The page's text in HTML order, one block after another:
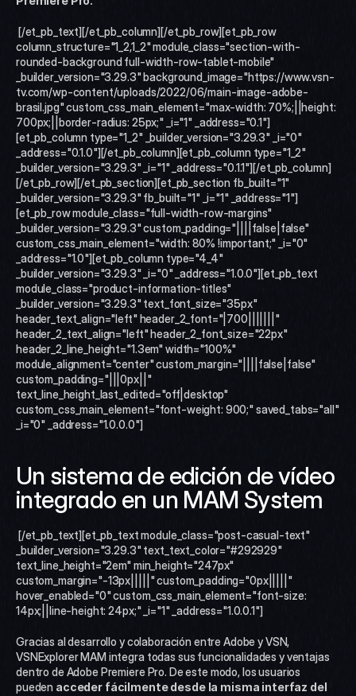
column_structure="1_2,1_2" module_class="section-with-
rounded-background full-width-row-tablet-mobile"
_builder_version="3.29.3" background_image="https://www.vsn-
tv.com/wp-content/uploads/2022/06/main-image-adobe-
brasil.jpg" custom_css_main_element="max-width: 70%;||height:
700px;||border-radius: 25px;" _i="1" _address="0.1"]
[et_pb_column type="1_2" _builder_version="3.29.3" _i="0"
_address="0.1.0"][/et_pb_column][et_pb_column type="1_2"
_builder_version="3.29.3" _i="1" _address="0.1.1"][/et_pb_column]
[/et_pb_row][/et_pb_section][et_pb_section fb_built="1"
_builder_version="3.29.3" fb_built="1" _i="1" _address="1"]
[et_pb_row module_class="full-width-row-margins"
_builder_version="3.29.3" custom_padding="||||false|false"
custom_css_main_element="width: 80% !important;" _i="0"
_address="1.0"][et_pb_column type="4_4"
_builder_version="3.29.3" _i="0" _address="1.0.0"][et_pb_text
module_class="product-information-titles"
_builder_version="3.29.3" text_font_size="35px"
header_text_align="left" header_2_font="|700|||||||"
header_2_text_align="left" header_2_font_size="22px"
header_2_line_height="1.3em" width="100%"
module_alignment="center" custom_margin="||||false|false"
custom_padding="|||0px||"
text_line_height_last_edited="off|desktop"
custom_css_main_element="font-weight: 900;" saved_tabs="all"
_i="0" _address="1.0.0.0"]
Un sistema de edición de vídeo
integrado en un MAM System
_builder_version="3.29.3" text_text_color="#292929"
text_line_height="2em" min_height="247px"
custom_margin="-13px|||||" custom_padding="0px|||||"
hover_enabled="0" custom_css_main_element="font-size:
14px;||line-height: 24px;" _i="1" _address="1.0.0.1"]
Gracias al desarrollo y colaboración entre Adobe y VSN,
VSNExplorer MAM integra todas sus funcionalidades y ventajas
dentro de Adobe Premiere Pro. De este modo, los usuarios
pueden acceder fácilmente desde la misma interfaz del